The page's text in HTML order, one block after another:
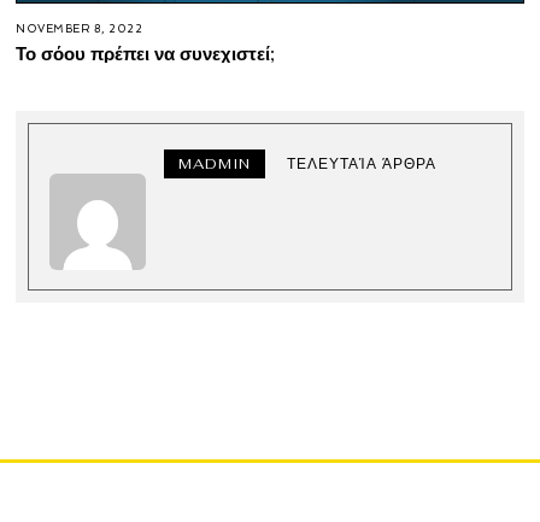
NOVEMBER 8, 2022
Το σόου πρέπει να συνεχιστεί;
MADMIN ΤΕΛΕΥΤΑΊΑ ΆΡΘΡΑ